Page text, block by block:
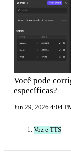
Você pode
específicas?
Jun 29, 2026 4:04
Voz e TTS